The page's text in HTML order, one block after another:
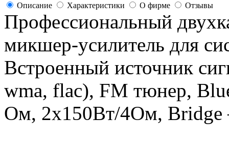
Описание Характеристики О фирме Отзывы
Профессиональный
микшер-усилитель для
Встроенный источник
wma, flac), FM тюнер,
Ом, 2x150Вт/4Ом, Bridge